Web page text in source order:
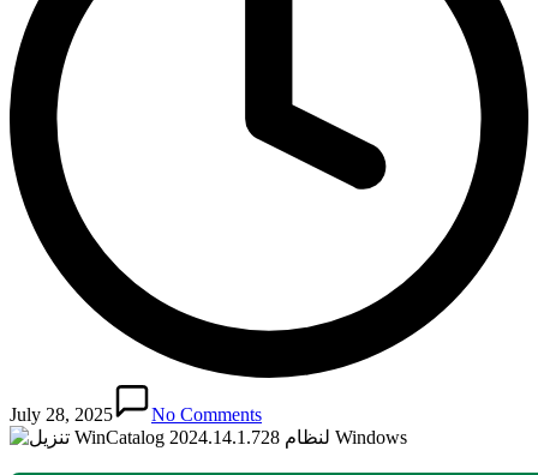
July 28, 2025 No Comments